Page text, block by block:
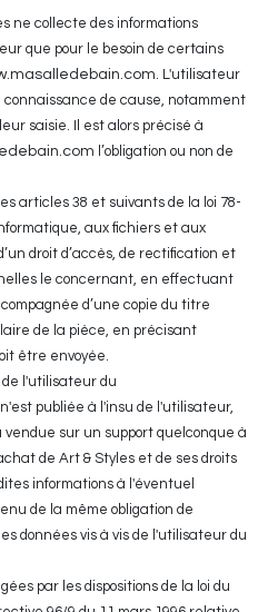
ne collecte des informations
que pour le besoin de certains
. L'utilisateur
de cause, notamment
saisie. Il est alors précisé à
l’obligation ou non de
articles 38 et suivants de la loi 78-
aux fichiers et aux
droit d’accès, de rectification et
le concernant, en effectuant
d’une copie du titre
de la pièce, en précisant
être envoyée.
l'utilisateur du
n'est publiée à l'insu de l'utilisateur,
sur un support quelconque à
de Art & Styles et de ses droits
informations à l'éventuel
de la même obligation de
données vis à vis de l'utilisateur du
par les dispositions de la loi du